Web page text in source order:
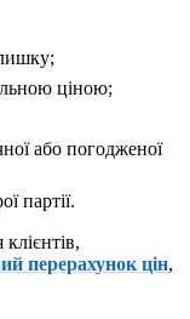
ціною;
або погодженої
партії.
перерахунок цін,